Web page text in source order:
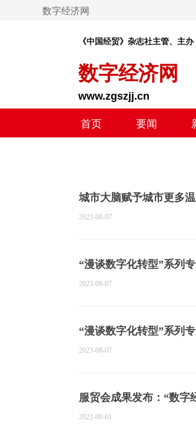
首页 要闻
数字经济网
《中国经贸》杂志社主管、主办
数字经济网
www.zgszjj.cn
城市大脑赋予城市更多
2023-08-07
“漫谈数字化转型”系列
2023-08-07
“漫谈数字化转型”系列
2023-08-07
服贸会成果发布：“数
2022-09-01